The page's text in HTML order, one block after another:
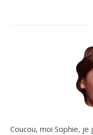
Coucou, moi Sophie,